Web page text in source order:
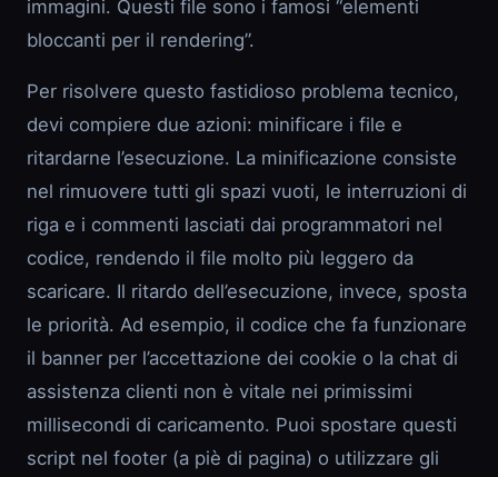
immagini. Questi file sono i famosi “elementi
bloccanti per il rendering”.
Per risolvere questo fastidioso problema tecnico,
devi compiere due azioni: minificare i file e
ritardarne l’esecuzione. La minificazione consiste
nel rimuovere tutti gli spazi vuoti, le interruzioni di
riga e i commenti lasciati dai programmatori nel
codice, rendendo il file molto più leggero da
scaricare. Il ritardo dell’esecuzione, invece, sposta
le priorità. Ad esempio, il codice che fa funzionare
il banner per l’accettazione dei cookie o la chat di
assistenza clienti non è vitale nei primissimi
millisecondi di caricamento. Puoi spostare questi
script nel footer (a piè di pagina) o utilizzare gli